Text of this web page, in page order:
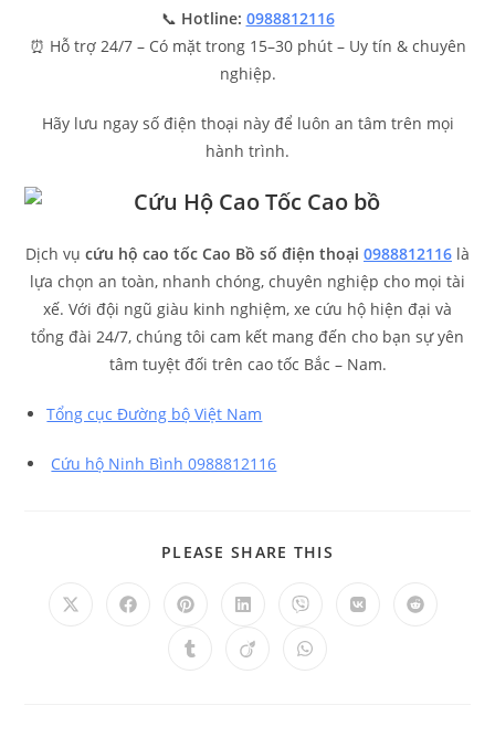
📞 Hotline: 0988812116
⏰ Hỗ trợ 24/7 – Có mặt trong 15–30 phút – Uy tín & chuyên
nghiệp.
Hãy lưu ngay số điện thoại này để luôn an tâm trên mọi
hành trình.
Dịch vụ cứu hộ cao tốc Cao Bồ số điện thoại 0988812116 là
lựa chọn an toàn, nhanh chóng, chuyên nghiệp cho mọi tài
xế. Với đội ngũ giàu kinh nghiệm, xe cứu hộ hiện đại và
tổng đài 24/7, chúng tôi cam kết mang đến cho bạn sự yên
tâm tuyệt đối trên cao tốc Bắc – Nam.
Tổng cục Đường bộ Việt Nam
Cứu hộ Ninh Bình 0988812116
PLEASE SHARE THIS